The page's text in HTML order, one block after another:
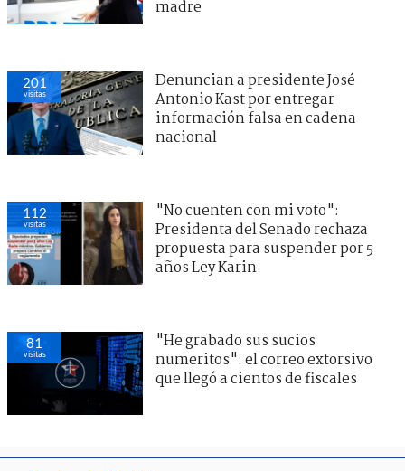
madre
201
visitas
Denuncian a presidente José
Antonio Kast por entregar
información falsa en cadena
nacional
112
visitas
"No cuenten con mi voto":
Presidenta del Senado rechaza
propuesta para suspender por 5
años Ley Karin
81
visitas
"He grabado sus sucios
numeritos": el correo extorsivo
que llegó a cientos de fiscales